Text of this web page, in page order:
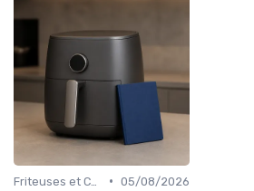
• 05/08/2026